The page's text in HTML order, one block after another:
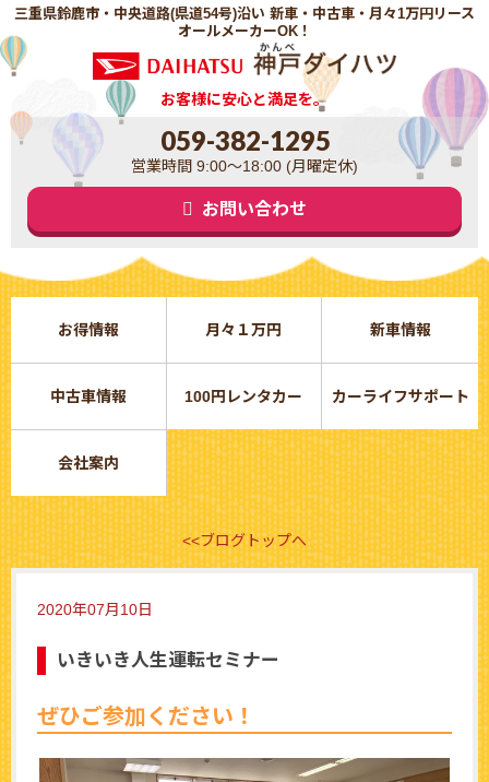
三重県鈴鹿市・中央道路(県道54号)沿い 新車・中古車・月々1万円リース
オールメーカーOK！
お客様に安心と満足を。
059-382-1295
営業時間 9:00～18:00 (月曜定休)
お問い合わせ
お得情報 月々１万円 新車情報
中古車情報 100円レンタカー カーライフサポート
会社案内
<<ブログトップへ
2020年07月10日
いきいき人生運転セミナー
ぜひご参加ください！